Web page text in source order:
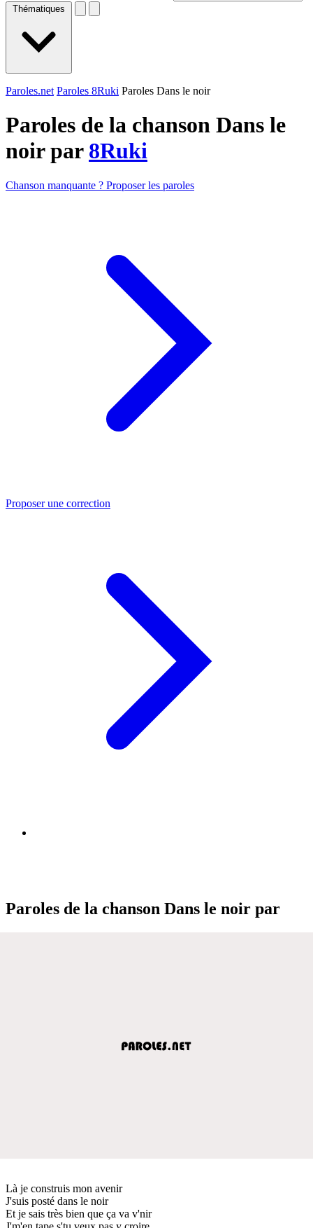
Thématiques
Paroles.net Paroles 8Ruki Paroles Dans le noir
Paroles de la chanson Dans le
noir par 8Ruki
Chanson manquante ? Proposer les paroles
Proposer une correction
Paroles de la chanson Dans le noir par
Là je construis mon avenir
J'suis posté dans le noir
Et je sais très bien que ça va v'nir